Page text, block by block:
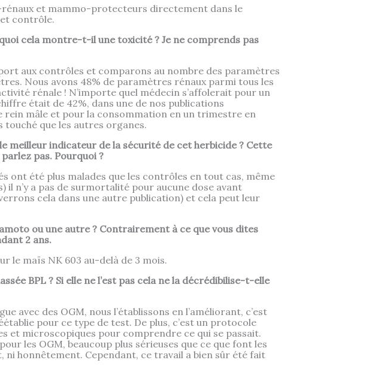
rénaux et mammo-protecteurs directement dans le
et contrôle.
cela montre-t-il une toxicité ? Je ne comprends pas
aux contrôles et comparons au nombre des paramètres
Nous avons 48% de paramètres rénaux parmi tous les
rénale ! N’importe quel médecin s’affolerait pour un
était de 42%, dans une de nos publications
mâle et pour la consommation en un trimestre en
touché que les autres organes.
meilleur indicateur de la sécurité de cet herbicide ? Cette
pas. Pourquoi ?
ont été plus malades que les contrôles en tout cas, même
il n’y a pas de surmortalité pour aucune dose avant
cela dans une autre publication) et cela peut leur
ou une autre ? Contrairement à ce que vous dites
2 ans.
le maïs NK 603 au-delà de 3 mois.
BPL ? Si elle ne l’est pas cela ne la décrédibilise-t-elle
avec des OGM, nous l’établissons en l’améliorant, c’est
pour ce type de test. De plus, c’est un protocole
et microscopiques pour comprendre ce qui se passait.
les OGM, beaucoup plus sérieuses que ce que font les
honnêtement. Cependant, ce travail a bien sûr été fait